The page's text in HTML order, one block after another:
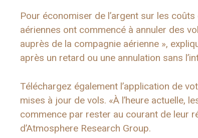
Pour économiser de l’argent sur les
aériennes ont commencé à annuler des
auprès de la compagnie aérienne »,
après un retard ou une annulation sans
Téléchargez également l’application de
mises à jour de vols. «À l’heure actuelle,
commence par rester au courant de leur
d’Atmosphere Research Group.